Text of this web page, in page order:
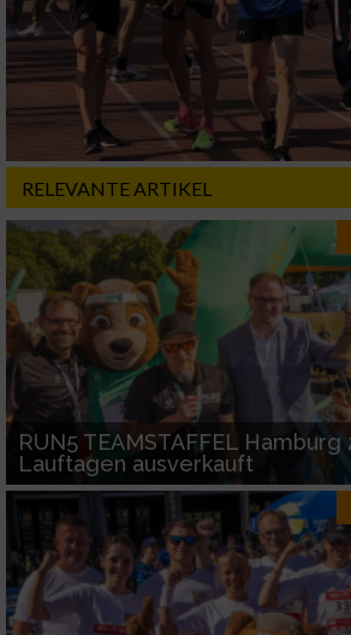
RELEVANTE ARTIKEL
RUN5 TEAMSTAFFEL
Lauftagen ausverkauft
Nicht-IAB-Verarbeitungszwecke:
Notwendig
Performance
Funktional
Werbung